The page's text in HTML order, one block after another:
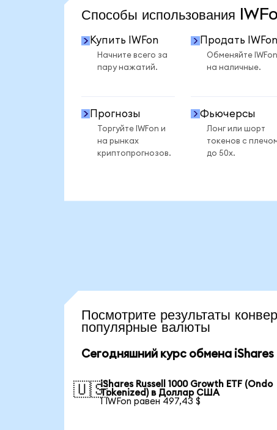
Способы использования
Купить IWFon
Начните всего за
пару нажатий.
Продать IWFon
Обменяйте IWFon
на наличные.
Прогнозы
Торгуйте IWFon и
на рынках
криптопрогнозов.
Фьючерсы
Лонг или шорт
токенов с
до 50x.
Посмотрите результаты
популярные валюты
Сегодняшний курс обмена iShares
🇺🇸iShares Russell 1000 Growth ETF (Ondo
Tokenized) в Доллар США
1 IWFon равен 497,43 $